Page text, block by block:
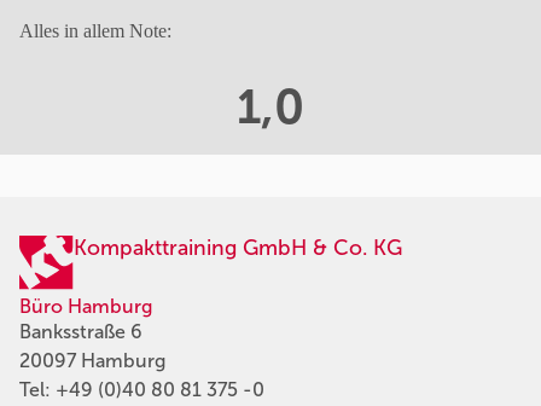
Alles in allem Note:
1,0
Kompakttraining GmbH & Co. KG
Büro Hamburg
Banksstraße 6
20097 Hamburg
Tel: +49 (0)40 80 81 375 -0